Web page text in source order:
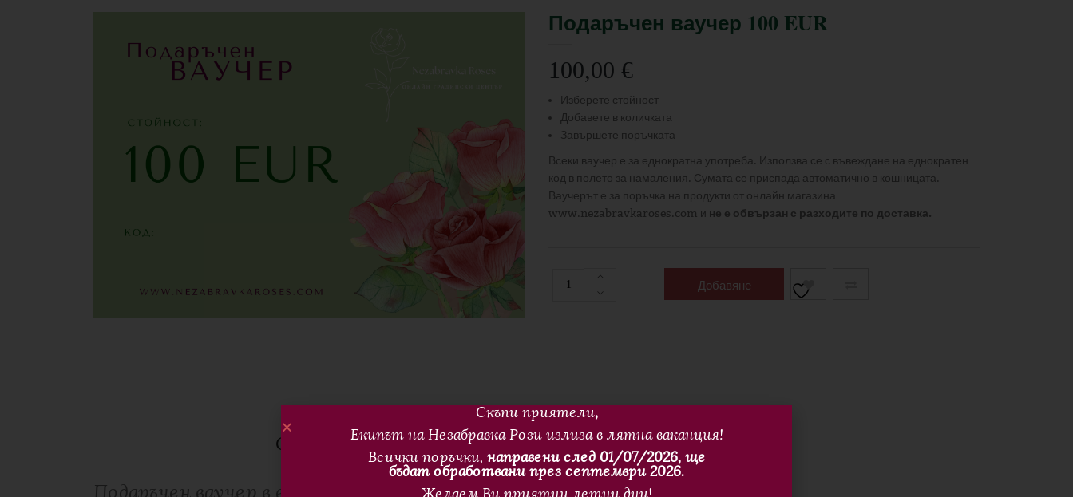
Подаръчен ваучер 100 EUR
100,00 €
Изберете стойност
Добавете в количката
Завършете поръчката
Всеки ваучер е за еднократна употреба. Използва се с въвеждане на еднократен
код в полето за намаления. Сумата се приспада автоматично в кошницата.
Ваучерът е за поръчка на продукти от онлайн магазина
www.nezabravkaroses.com и не е обвързан с разходите по доставка.
Добавяне
Описание Допълнителна Информация Отзиви (0)
Скъпи приятели,
Екипът на Незабравка Рози излиза в лятна ваканция!
Всички поръчки, направени след 01/07/2026, ще
бъдат обработвани през септември 2026.
Желаем Ви приятни летни дни!